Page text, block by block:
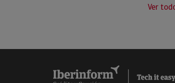
Ver